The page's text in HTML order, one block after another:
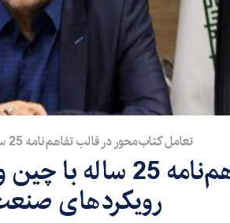
تعامل کتاب‌محور در قالب تفاهم‌نامه 25 ساله ایران و چین/1
تفاهم‌نامه 25
رویکرد‌های